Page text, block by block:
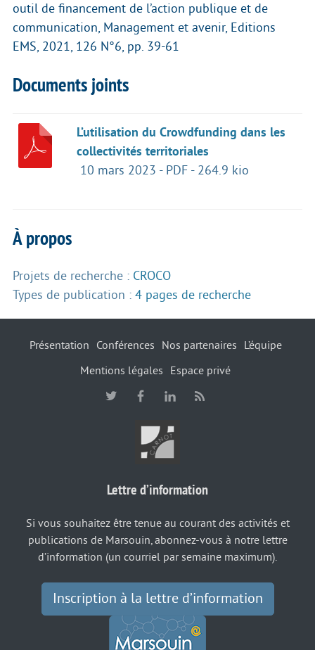
outil de financement de l’action publique et de
communication, Management et avenir, Editions
EMS, 2021, 126 N°6, pp. 39-61
Documents joints
L’utilisation du Crowdfunding dans les
collectivités territoriales
10 mars 2023 - PDF - 264.9 kio
À propos
Projets de recherche : CROCO
Types de publication : 4 pages de recherche
Présentation Conférences Nos partenaires
L’équipe
Mentions légales
Espace privé
Lettre d’information
Si vous souhaitez être tenue au courant des activités et
publications de Marsouin, abonnez-vous à notre lettre
d’information (un courriel par semaine maximum).
Inscription à la lettre d’information